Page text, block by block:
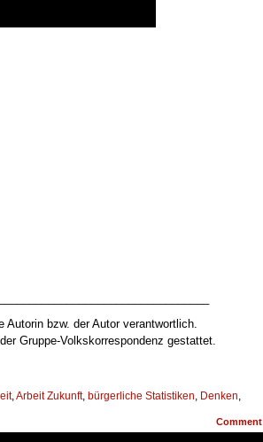
bzw. der Autor verantwortlich.
Gruppe-Volkskorrespondenz gestattet.
, Arbeit Zukunft, bürgerliche Statistiken Denken
Comment